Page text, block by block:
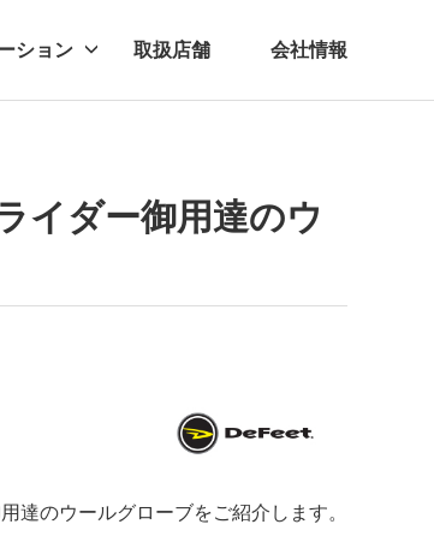
ション 取扱店舗 会社情報
イダー御用達のウ
達のウールグローブをご紹介します。